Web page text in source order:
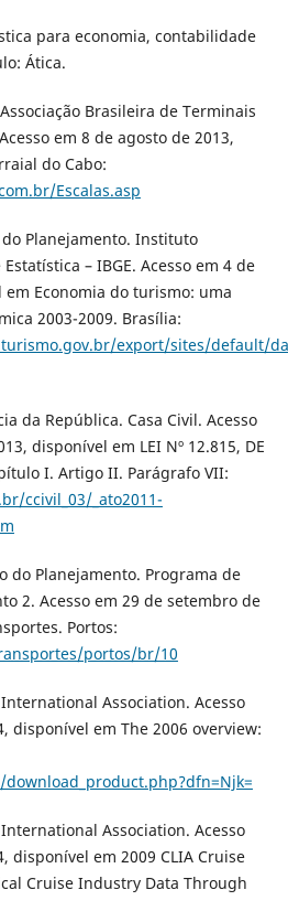
para economia, contabilidade
Ática.
Associação Brasileira de Terminais
em 8 de agosto de 2013,
do Cabo:
Escalas.asp
Planejamento. Instituto
– IBGE. Acesso em 4 de
Economia do turismo: uma
2003-2009. Brasília:
export/sites/default/
da República. Casa Civil. Acesso
disponível em LEI Nº 12.815, DE
I. Artigo II. Parágrafo VII:
ccivil_03/_ato2011-
do Planejamento. Programa de
2. Acesso em 29 de setembro de
Portos:
portos/br/10
Association. Acesso
disponível em The 2006 overview:
Association. Acesso
disponível em 2009 CLIA Cruise
Cruise Industry Data Through